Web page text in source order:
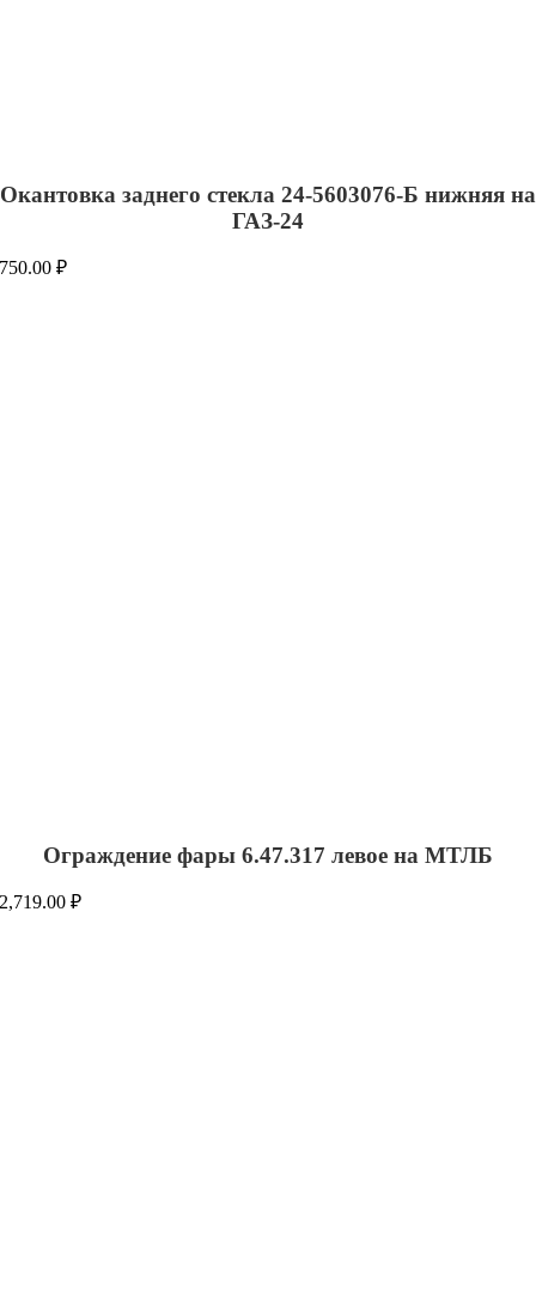
Окантовка заднего стекла 24-5603076-Б нижняя на
ГАЗ-24
750.00₽
Ограждение фары 6.47.317 левое на МТЛБ
2,719.00₽